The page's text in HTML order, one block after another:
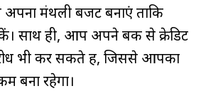
मंथली बजट बनाएं ताकि
साथ ही, आप अपने बैंक से क्रेडिट
भी कर सकते हैं, जिससे आपका
बना रहेगा।